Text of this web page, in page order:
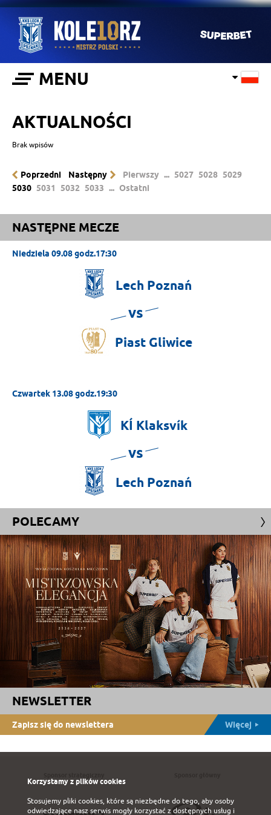
MENU
AKTUALNOŚCI
Brak wpisów
Poprzedni Następny Pierwszy ... 5027 5028 5029
5030 5031 5032 5033 ... Ostatni
NASTĘPNE MECZE
Niedziela 09.08 godz.17:30
Lech Poznań
vs
Piast Gliwice
Czwartek 13.08 godz.19:30
KÍ Klaksvík
vs
Lech Poznań
POLECAMY
NEWSLETTER
Zapisz się do newslettera Więcej
Korzystamy z plików cookies
Stosujemy pliki cookies, które są niezbędne do tego, aby osoby
odwiedzające nasz serwis mogły korzystać z dostępnych usług i